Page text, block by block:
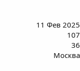
11 Фев 2025
107
36
Москва